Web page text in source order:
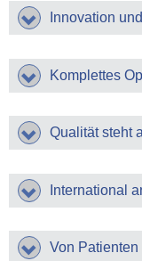
» Kurzsichtigkeit
» Weitsichtigkeit
»
» Alterssichtigkeit
Wann welche OP?
Voraussetzungen
Augenlasern
SMILE Pro
Innovation
Komplettes
Qualität steht
International
Von